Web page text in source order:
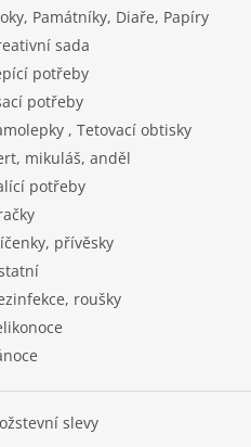
Památníky, Diaře, Papíry
sada
potřeby
potřeby
, Tetovací obtisky
mikuláš, anděl
potřeby
přívěsky
roušky
slevy